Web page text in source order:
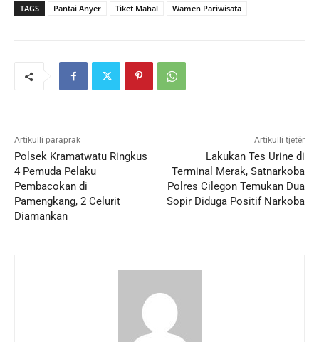
TAGS Pantai Anyer Tiket Mahal Wamen Pariwisata
Artikulli paraprak
Polsek Kramatwatu Ringkus
4 Pemuda Pelaku
Pembacokan di
Pamengkang, 2 Celurit
Diamankan
Artikulli tjetër
Lakukan Tes Urine di
Terminal Merak, Satnarkoba
Polres Cilegon Temukan Dua
Sopir Diduga Positif Narkoba